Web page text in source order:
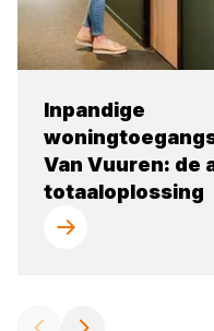
Inpandige
Van Vuuren: de
totaaloplossing